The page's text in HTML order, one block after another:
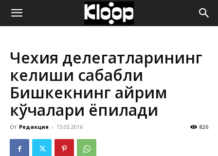
ҚИРҒИЗИСТОН
ЯНГИЛИКЛАРИ
Чехия делегатларининг
келиши сабабли
Бишкекнинг айрим
кўчалари ёпилади
От Редакция - 15.03.2016 826